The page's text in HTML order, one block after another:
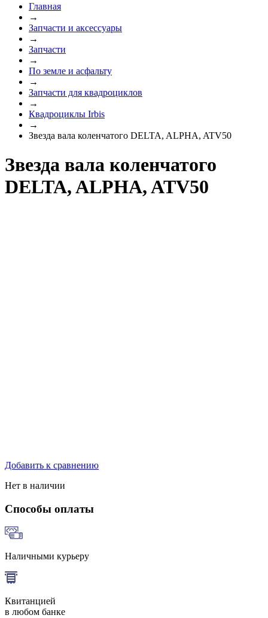
Главная
→
Запчасти и аксессуары
→
Запчасти
→
По земле и асфальту
→
Запчасти для квадроциклов
→
Квадроциклы Irbis
→
Звезда вала коленчатого DELTA, ALPHA, ATV50
Звезда вала коленчатого
DELTA, ALPHA, ATV50
Добавить к сравнению
Нет в наличии
Способы оплаты
Наличными курьеру
Квитанцией
в любом банке